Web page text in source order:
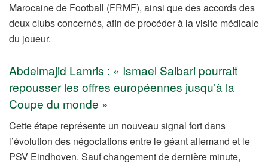
Marocaine de Football (FRMF), ainsi que des accords des
deux clubs concernés, afin de procéder à la visite médicale
du joueur.
Abdelmajid Lamris : « Ismael Saibari pourrait
repousser les offres européennes jusqu’à la
Coupe du monde »
Cette étape représente un nouveau signal fort dans
l’évolution des négociations entre le géant allemand et le
PSV Eindhoven. Sauf changement de dernière minute,